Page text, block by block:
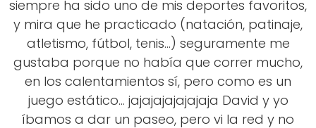
siempre ha sido uno de mis deportes favoritos,
y mira que he practicado (natación, patinaje,
atletismo, fútbol, tenis...) seguramente me
gustaba porque no había que correr mucho,
en los calentamientos sí, pero como es un
juego estático... jajajajajajajaja David y yo
íbamos a dar un paseo, pero vi la red y no